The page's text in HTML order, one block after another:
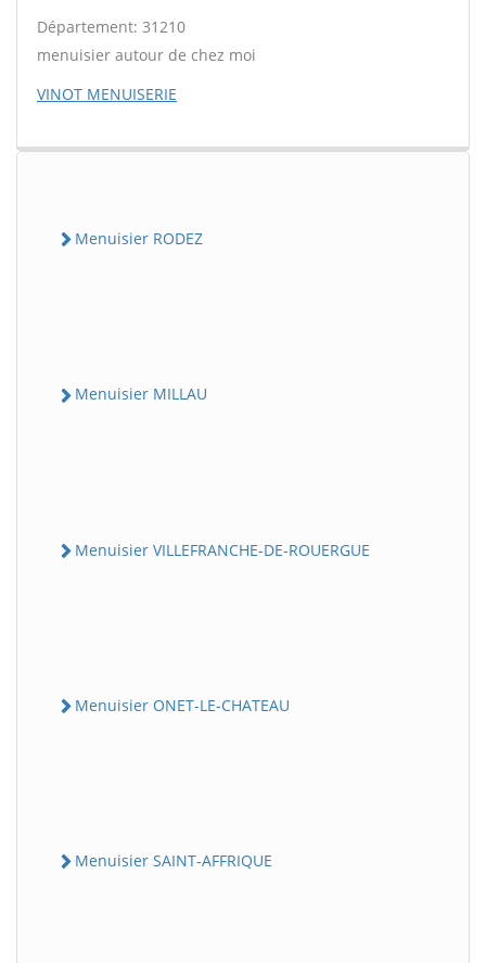
Département: 31210
menuisier autour de chez moi
VINOT MENUISERIE
Menuisier RODEZ
Menuisier MILLAU
Menuisier VILLEFRANCHE-DE-ROUERGUE
Menuisier ONET-LE-CHATEAU
Menuisier SAINT-AFFRIQUE